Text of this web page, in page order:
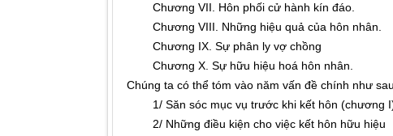
Chương VII. Hôn phối cử hành kín đáo.
Chương VIII. Những hiệu quả của hôn nhân.
Chương IX. Sự phân ly vợ chồng
Chương X. Sự hữu hiệu hoá hôn nhân.
Chúng ta có thể tóm vào năm vấn đề chính như
1/ Săn sóc mục vụ trước khi kết hôn (chương
2/ Những điều kiện cho việc kết hôn hữu hiệu